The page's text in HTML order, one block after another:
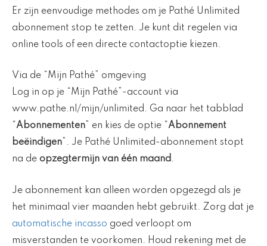
Er zijn eenvoudige methodes om je Pathé Unlimited
abonnement stop te zetten. Je kunt dit regelen via
online tools of een directe contactoptie kiezen.
Via de “Mijn Pathé” omgeving
Log in op je “Mijn Pathé”-account via
www.pathe.nl/mijn/unlimited. Ga naar het tabblad
Abonnementen ” en kies de optie “ Abonnement
beëindigen ”. Je Pathé Unlimited-abonnement stopt
na de opzegtermijn van één maand.
Je abonnement kan alleen worden opgezegd als je
het minimaal vier maanden hebt gebruikt. Zorg dat je
automatische incasso goed verloopt om
misverstanden te voorkomen. Houd rekening met de